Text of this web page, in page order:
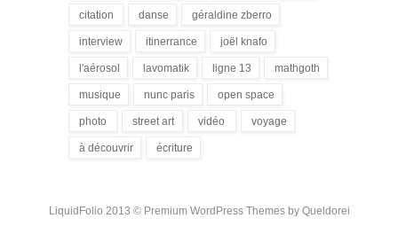
(21)
(28)
(12)
citation
(18)
danse
(1)
géraldine zberro
interview
(15)
itinerrance
(16)
joël knafo
(3)
l'aérosol
(14)
lavomatik
(31)
ligne 13
(4)
mathgoth
musique
(13)
nunc paris
(5)
open space
photo
(3)
street art
(172)
vidéo
voyage
à découvrir
écriture
LiquidFolio 2013 © Premium WordPress Themesby Queldorei